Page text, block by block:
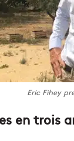
Eric Fihey
en trois